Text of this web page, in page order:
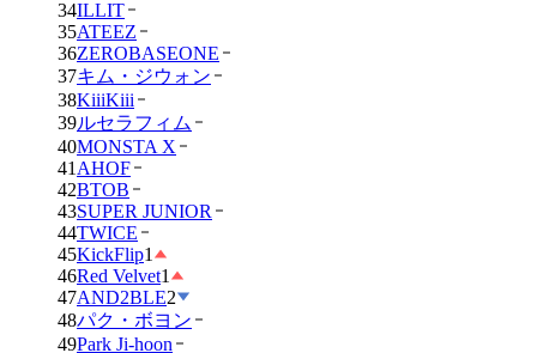
34ILLIT
35ATEEZ
36ZEROBASEONE
37キム・ジウォン
38KiiiKiii
39ルセラフィム
40MONSTA X
41 AHOF
42BTOB
43SUPER JUNIOR
44TWICE
45KickFlip1
46Red Velvet1
47AND2BLE2
48パク・ボヨン
49Park Ji-hoon